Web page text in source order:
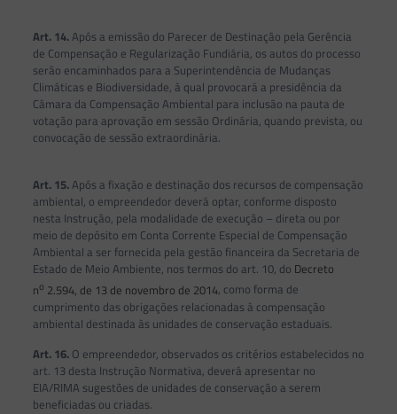
Art. 14.Após a emissão do Parecer de Destinação pela Gerência
de Compensação e Regularização Fundiária, os autos do processo
serão encaminhados para a Superintendência de Mudanças
Climáticas e Biodiversidade, à qual provocará a presidência da
Câmara da Compensação Ambiental para inclusão na pauta de
votação para aprovação em sessão Ordinária, quando prevista, ou
convocação de sessão extraordinária.
Art. 15.Após a fixação e destinação dos recursos de compensação
ambiental, o empreendedor deverá optar, conforme disposto
nesta Instrução, pela modalidade de execução – direta ou por
meio de depósito em Conta Corrente Especial de Compensação
Ambiental a ser fornecida pela gestão financeira da Secretaria de
Estado de Meio Ambiente, nos termos do art. 10, do Decreto
no 2.594, de 13 de novembro de 2014, como forma de
cumprimento das obrigações relacionadas à compensação
ambiental destinada às unidades de conservação estaduais.
Art. 16.O empreendedor, observados os critérios estabelecidos no
art. 13 desta Instrução Normativa, deverá apresentar no
EIA/RIMA sugestões de unidades de conservação a serem
beneficiadas ou criadas.